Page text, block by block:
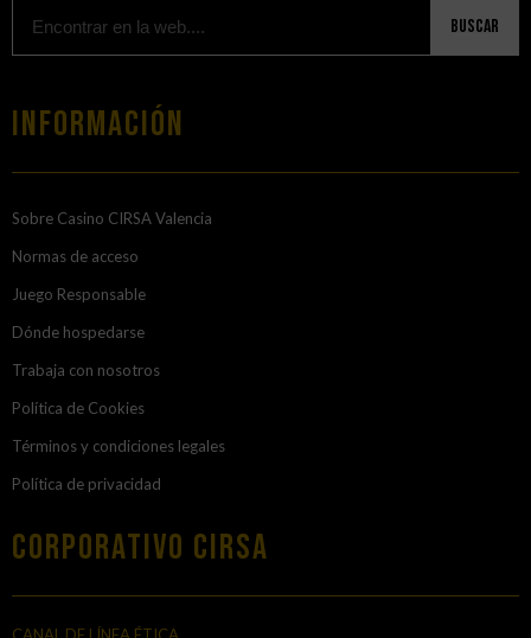
Buscar
Información
Sobre Casino CIRSA Valencia
Normas de acceso
Juego Responsable
Dónde hospedarse
Trabaja con nosotros
Política de Cookies
Términos y condiciones legales
Política de privacidad
Corporativo Cirsa